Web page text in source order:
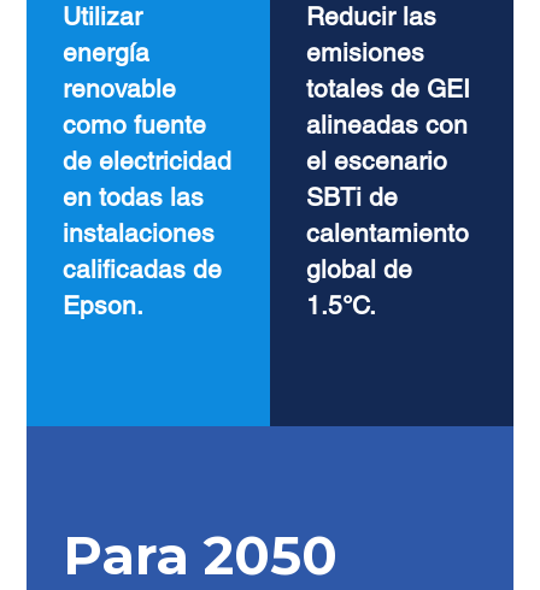
Utilizar
energía
renovable
como fuente
de electricidad
en todas las
instalaciones
calificadas de
Epson.
Reducir las
emisiones
totales de GEI
alineadas con
el escenario
SBTi de
calentamiento
global de
1.5°C.
Para 2050